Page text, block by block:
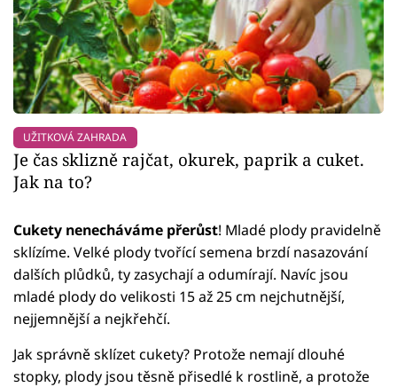
UŽITKOVÁ ZAHRADA
Je čas sklizně rajčat, okurek, paprik a cuket.
Jak na to?
Cukety nenecháváme přerůst! Mladé plody pravidelně
sklízíme. Velké plody tvořící semena brzdí nasazování
dalších plůdků, ty zasychají a odumírají. Navíc jsou
mladé plody do velikosti 15 až 25 cm nejchutnější,
nejjemnější a nejkřehčí.
Jak správně sklízet cukety? Protože nemají dlouhé
stopky, plody jsou těsně přisedlé k rostlině, a protože